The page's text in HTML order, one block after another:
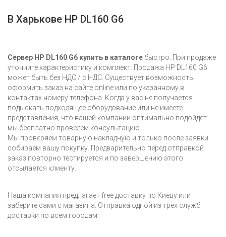
В Харькове HP DL160 G6
Сервер HP DL160 G6 купить в каталоге быстро. При продаже
уточните характеристику и комплект. Продажа HP DL160 G6
может быть без НДС / с НДС. Существует возможность
оформить заказ на сайте online или по указанному в
контактах номеру телефона. Когда у вас не получается
подыскать подходящее оборудование или не имеете
представления, что вашей компании оптимально подойдет -
мы бесплатно проведём консультацию.
Мы проверяем товарную накладную и только после заявки
собираем вашу покупку. Предварительно перед отправкой
заказ повторно тестируется и по завершению этого
отсылается клиенту.
Наша компания предлагает free доставку по Киеву или
заберите сами с магазина. Отправка одной из трех служб
доставки по всем городам.